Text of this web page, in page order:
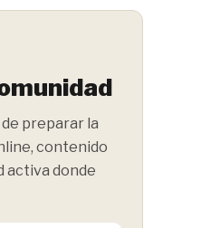
preparar la
contenido
activa donde